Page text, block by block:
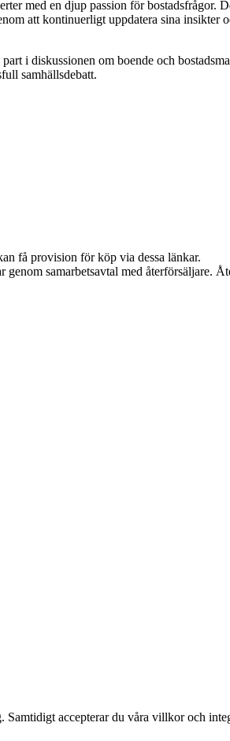
med en djup passion för bostadsfrågor.
att kontinuerligt uppdatera sina
i diskussionen om boende och
samhällsdebatt.
få provision för köp via dessa länkar.
samarbetsavtal med återförsäljare.
accepterar du våra villkor och